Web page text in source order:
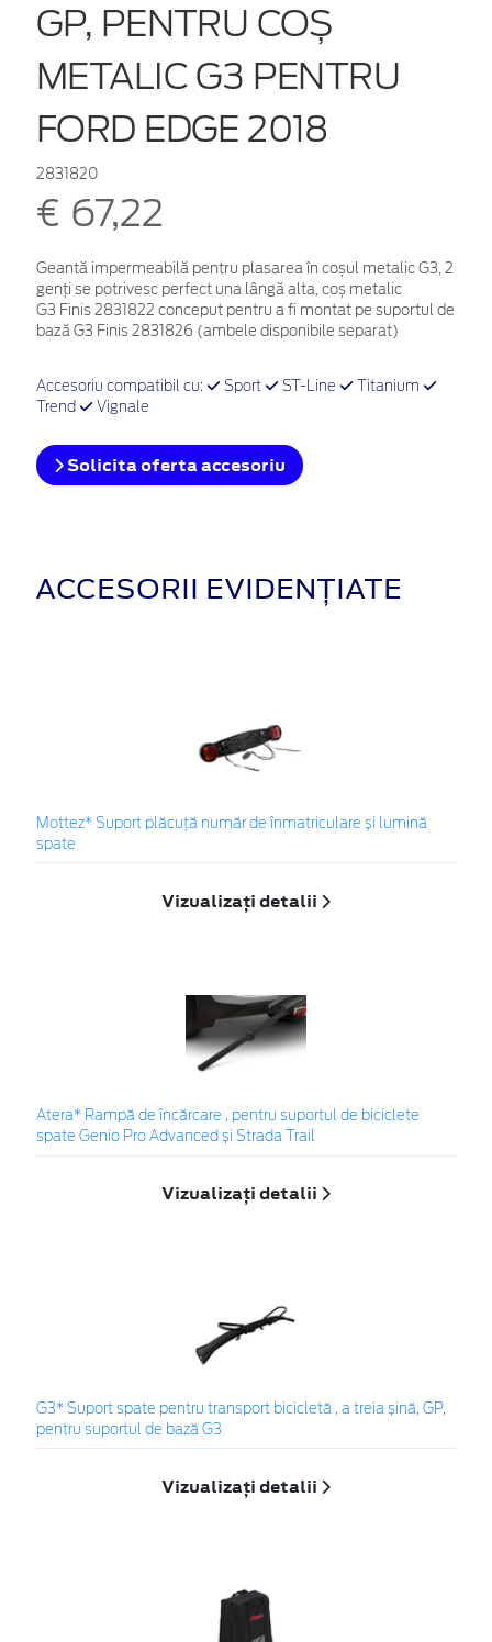
GP, PENTRU COȘ
METALIC G3 PENTRU
FORD EDGE 2018
2831820
€ 67,22
Geantă impermeabilă pentru plasarea în coșul metalic G3, 2
genți se potrivesc perfect una lângă alta, coș metalic
G3 Finis 2831822 conceput pentru a fi montat pe suportul de
bază G3 Finis 2831826 (ambele disponibile separat)
Accesoriu compatibil cu: Sport ST-Line
Titanium
Trend
Vignale
Solicita oferta accesoriu
ACCESORII EVIDENȚIATE
Mottez* Suport plăcuță număr de înmatriculare și lumină
spate
Vizualizați detalii
Atera* Rampă de încărcare , pentru suportul de biciclete
spate Genio Pro Advanced și Strada Trail
Vizualizați detalii
G3* Suport spate pentru transport bicicletă , a treia șină, GP,
pentru suportul de bază G3
Vizualizați detalii